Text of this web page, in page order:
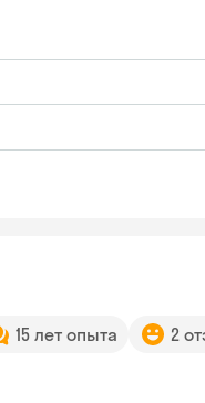
15 лет опыта 2